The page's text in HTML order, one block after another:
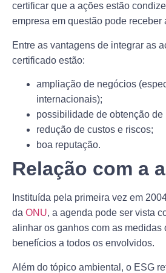
certificar que a ações estão
empresa em questão pode receber
Entre as vantagens de integrar as
certificado estão:
ampliação de negócios
internacionais);
possibilidade de obtenção de
redução de custos e riscos;
boa reputação.
Relação com a
Instituída pela primeira vez em
da ONU, a agenda pode ser vista
alinhar os ganhos com as medidas
benefícios a todos os envolvidos.
Além do tópico ambiental, o ESG